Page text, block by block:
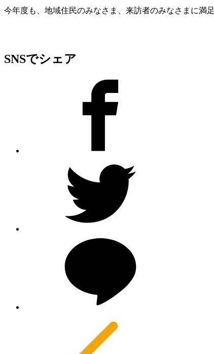
今年度も、地域住民のみなさま、来訪者のみなさまに満
SNSでシェア